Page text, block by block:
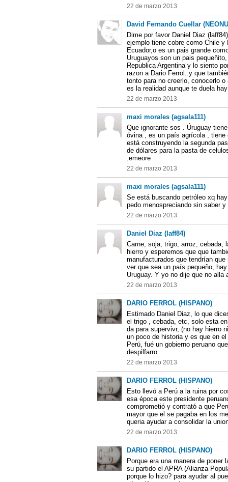
22 de marzo 2013
David Fernando Cuellar
Dime por favor Daniel Diaz
ejemplo tiene cobre como Chile
Ecuador,o es un pais grande
Uruguayos son un pais
Republica Argentina y lo siento
razon a Dario Ferrol..y que
tonto para no creerlo, conocerlo
es la realidad aunque te duela
22 de marzo 2013
maxi morales (agsala111)
Que ignorante sos . Úruguay
óvina , es un país agrícola ,
está construyendo la segunda
de dólares para la pasta de
.emeore
22 de marzo 2013
maxi morales (agsala111)
Se está buscando petróleo xq
pedo menospreciando sin saber
22 de marzo 2013
Daniel Diaz (laff84)
Carne, soja, trigo, arroz, cebada,
hierro y esperemos que que
manufacturados que tendrían
ver que sea un país pequeño,
Uruguay. Y yo no dije que no
22 de marzo 2013
DARIO FERROL (HISPANO)
Estimado Daniel Diaz, lo que
el trigo , cebada, etc, solo esta
da para supervivr, (no hay hierro
un poco de historia y es que en
Perú, fué un gobierno peruano
despilfarro ..
22 de marzo 2013
DARIO FERROL (HISPANO)
Esto llevó a Perú a la ruina por
esa época este presidente
comprometió y contrató a que
mayor que el se pagaba en los
queria ayudar a consolidar la
22 de marzo 2013
DARIO FERROL (HISPANO)
Porque era una manera de
su partido el APRA (Alianza
porque lo hizo? para ayudar al